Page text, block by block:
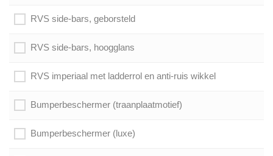
RVS side-bars, geborsteld
RVS side-bars, hoogglans
RVS imperiaal met ladderrol en anti-ruis wikkel
Bumperbeschermer (traanplaatmotief)
Bumperbeschermer (luxe)